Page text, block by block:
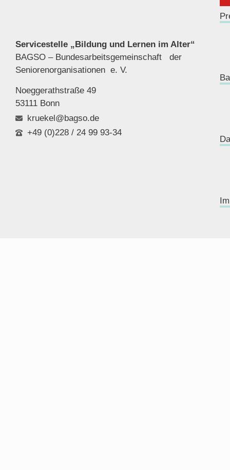
Servicestelle „Bildung und Lernen im Alter“
BAGSO – Bundesarbeitsgemeinschaft der
Seniorenorganisationen e. V.
Noeggerathstraße 49
53111 Bonn
kruekel@bagso.de
+49 (0)228 / 24 99 93-34